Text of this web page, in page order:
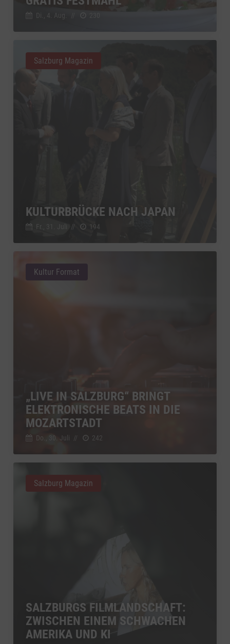
Di., 4. Aug.
KULTURBRÜCKE NACH JAPAN
Fr., 31. Juli // 194
Salzburg Magazin
„LIVE IN SALZBURG“ BRINGT
ELEKTRONISCHE BEATS IN DIE
MOZARTSTADT
Do., 30. Juli // 242
Kultur Format
SALZBURGS FILMLANDSCHAFT:
ZWISCHEN EINEM SCHWACHEN
AMERIKA UND KI
Salzburg Magazin